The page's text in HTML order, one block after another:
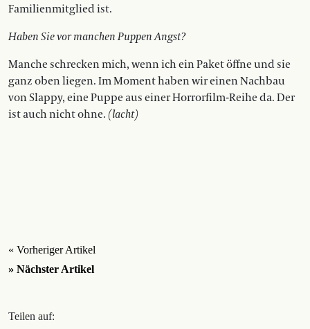
Familienmitglied ist.
Haben Sie vor manchen Puppen Angst?
Manche schrecken mich, wenn ich ein Paket öffne und sie
ganz oben liegen. Im Moment haben wir einen Nachbau
von Slappy, eine Puppe aus einer Horrorfilm-Reihe da. Der
ist auch nicht ohne. (lacht)
« Vorheriger Artikel
» Nächster Artikel
Teilen auf: